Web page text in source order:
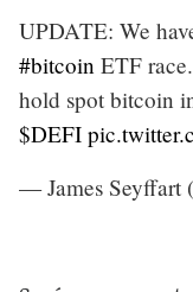
UPDATE: We
#bitcoin ETF race.
hold spot bitcoin
$DEFI
— James Seyffart